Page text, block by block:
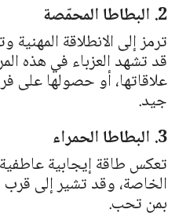
2. البطاطا المحمّصة
ترمز إلى الانطلاقة المهنية
قد تشهد العزباء في هذه
علاقاتها، أو حصولها
جيد.
3. البطاطا الحمراء
تعكس طاقة إيجابية
الخاصة، وقد تشير إلى
بمن تحب.